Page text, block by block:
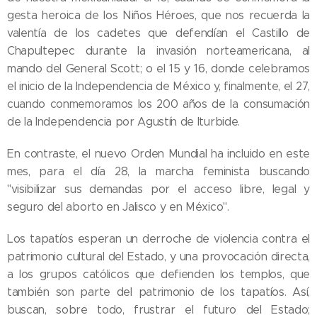
gesta heroica de los Niños Héroes, que nos recuerda la
valentía de los cadetes que defendían el Castillo de
Chapultepec durante la invasión norteamericana, al
mando del General Scott; o el 15 y 16, donde celebramos
el inicio de la Independencia de México y, finalmente, el 27,
cuando conmemoramos los 200 años de la consumación
de la Independencia por Agustín de Iturbide.
En contraste, el nuevo Orden Mundial ha incluido en este
mes, para el día 28, la marcha feminista buscando
"visibilizar sus demandas por el acceso libre, legal y
seguro del aborto en Jalisco y en México".
Los tapatíos esperan un derroche de violencia contra el
patrimonio cultural del Estado, y una provocación directa,
a los grupos católicos que defienden los templos, que
también son parte del patrimonio de los tapatíos. Así,
buscan, sobre todo, frustrar el futuro del Estado;